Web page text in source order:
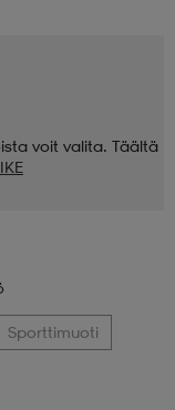
voit valita. Täältä
Sporttimuoti